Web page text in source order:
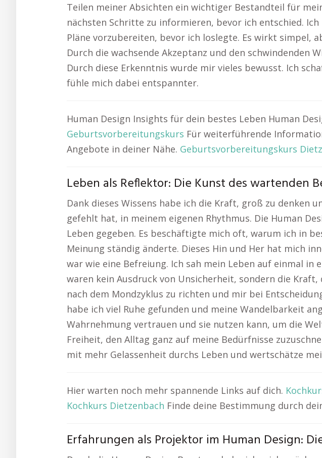
Teilen meiner Absichten ein wichtiger Bestandteil für
nächsten Schritte zu informieren, bevor ich entschied.
Pläne vorzubereiten, bevor ich loslegte. Es wirkt simpel,
Durch die wachsende Akzeptanz und den schwindenden
Durch diese Erkenntnis wurde mir vieles bewusst. Ich
fühle mich dabei entspannter.
Human Design Insights für dein bestes Leben Human
Geburtsvorbereitungskurs Für weiterführende
Angebote in deiner Nähe. Geburtsvorbereitungskurs
Leben als Reflektor: Die Kunst des wartenden
Dank dieses Wissens habe ich die Kraft, groß zu denken
gefehlt hat, in meinem eigenen Rhythmus. Die Human
Leben gegeben. Es beschäftigte mich oft, warum ich in
Meinung ständig änderte. Dieses Hin und Her hat mich
war wie eine Befreiung. Ich sah mein Leben auf einmal in
waren kein Ausdruck von Unsicherheit, sondern die
nach dem Mondzyklus zu richten und mir bei
habe ich viel Ruhe gefunden und meine Wandelbarkeit
Wahrnehmung vertrauen und sie nutzen kann, um die
Freiheit, den Alltag ganz auf meine Bedürfnisse
mit mehr Gelassenheit durchs Leben und wertschätze
Hier warten noch mehr spannende Links auf dich.
Kochkurs Dietzenbach Finde deine Bestimmung durch
Erfahrungen als Projektor im Human Design: